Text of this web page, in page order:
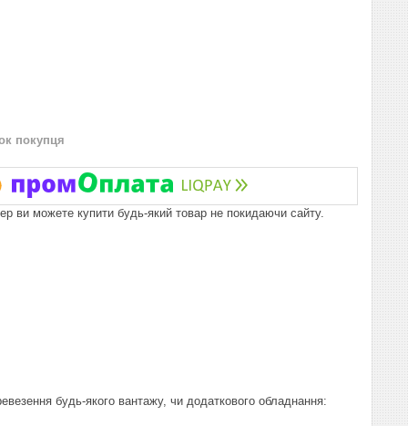
покупця
ви можете купити будь-який товар не покидаючи сайту.
будь-якого вантажу, чи додаткового обладнання: